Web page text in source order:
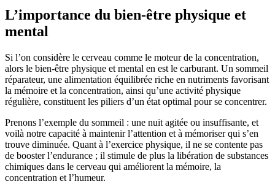
L’importance du bien-être physique et
mental
Si l’on considère le cerveau comme le moteur de la concentration,
alors le bien-être physique et mental en est le carburant. Un sommeil
réparateur, une alimentation équilibrée riche en nutriments favorisant
la mémoire et la concentration, ainsi qu’une activité physique
régulière, constituent les piliers d’un état optimal pour se concentrer.
Prenons l’exemple du sommeil : une nuit agitée ou insuffisante, et
voilà notre capacité à maintenir l’attention et à mémoriser qui s’en
trouve diminuée. Quant à l’exercice physique, il ne se contente pas
de booster l’endurance ; il stimule de plus la libération de substances
chimiques dans le cerveau qui améliorent la mémoire, la
concentration et l’humeur.